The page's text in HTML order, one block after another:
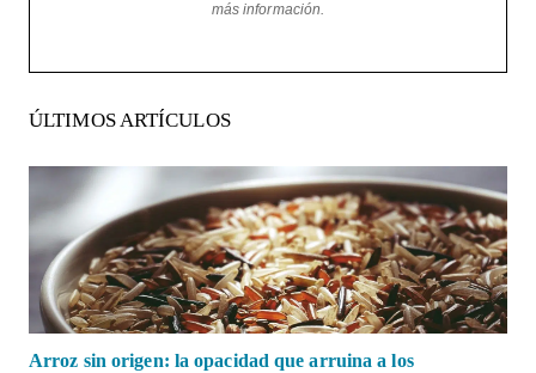
más información.
ÚLTIMOS ARTÍCULOS
Arroz sin origen: la opacidad que arruina a los